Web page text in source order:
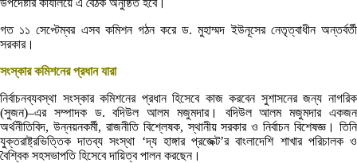
উপদেষ্টার কার্যালয়ে এ বৈঠক অনুষ্ঠিত হবে।
গত ১১ সেপ্টেম্বর এসব কমিশন গঠন করে ড. মুহাম্মদ ইউনূসের নেতৃত্বাধীন অন্তর্বর্তী
সরকার।
সংস্কার কমিশনের প্রধান যারা
নির্বাচনব্যবস্থা সংস্কার কমিশনের প্রধান হিসেবে কাজ করবেন সুশাসনের জন্য নাগরিক
(সুজন)–এর সম্পাদক ড. বদিউল আলম মজুমদার। বদিউল আলম মজুমদার একজন
অর্থনীতিবিদ, উন্নয়নকর্মী, রাজনীতি বিশ্লেষক, স্থানীয় সরকার ও নির্বাচন বিশেষজ্ঞ। তিনি
যুক্তরাষ্ট্রভিত্তিক দাতব্য সংস্থা ‘দ্য হাঙ্গার প্রজেক্ট’র বাংলাদেশি শাখার পরিচালক ও
বৈশ্বিক সহসভাপতি হিসেবে দায়িত্ব পালন করছেন।